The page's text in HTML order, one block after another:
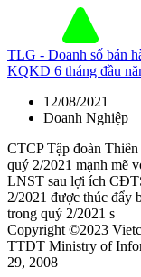
TLG - Doanh số bán
KQKD 6 tháng đầu
12/08/2021
Doanh Nghiệp
CTCP Tập đoàn
quý 2/2021 mạnh mẽ
LNST sau lợi ích
2/2021 được thúc đẩy
trong quý 2/2021 s
Copyright ©2023
TTDT Ministry of
29, 2008